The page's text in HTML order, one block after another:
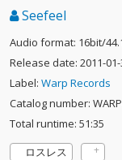
Seefeel
Audio format: 16bit/
Release date: 2011-01-
Label: Warp Records
Catalog number:
Total runtime: 51:35
ロスレス